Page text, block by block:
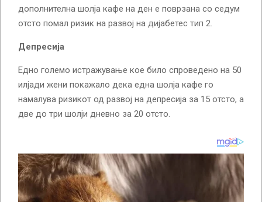
дополнителна шолја кафе на ден е поврзана со седум
отсто помал ризик на развој на дијабетес тип 2.
Депресија
Едно големо истражување кое било спроведено на 50
илјади жени покажало дека една шолја кафе го
намалува ризикот од развој на депресија за 15 отсто, а
две до три шолји дневно за 20 отсто.